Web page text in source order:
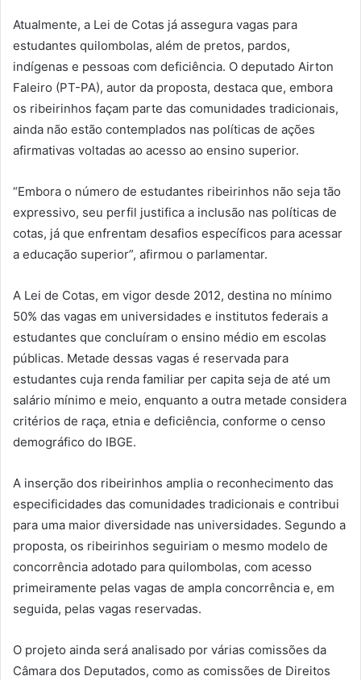
Atualmente, a Lei de Cotas já assegura vagas para
estudantes quilombolas, além de pretos, pardos,
indígenas e pessoas com deficiência. O deputado Airton
Faleiro (PT-PA), autor da proposta, destaca que, embora
os ribeirinhos façam parte das comunidades tradicionais,
ainda não estão contemplados nas políticas de ações
afirmativas voltadas ao acesso ao ensino superior.
“Embora o número de estudantes ribeirinhos não seja tão
expressivo, seu perfil justifica a inclusão nas políticas de
cotas, já que enfrentam desafios específicos para acessar
a educação superior”, afirmou o parlamentar.
A Lei de Cotas, em vigor desde 2012, destina no mínimo
50% das vagas em universidades e institutos federais a
estudantes que concluíram o ensino médio em escolas
públicas. Metade dessas vagas é reservada para
estudantes cuja renda familiar per capita seja de até um
salário mínimo e meio, enquanto a outra metade considera
critérios de raça, etnia e deficiência, conforme o censo
demográfico do IBGE.
A inserção dos ribeirinhos amplia o reconhecimento das
especificidades das comunidades tradicionais e contribui
para uma maior diversidade nas universidades. Segundo a
proposta, os ribeirinhos seguiriam o mesmo modelo de
concorrência adotado para quilombolas, com acesso
primeiramente pelas vagas de ampla concorrência e, em
seguida, pelas vagas reservadas.
O projeto ainda será analisado por várias comissões da
Câmara dos Deputados, como as comissões de Direitos